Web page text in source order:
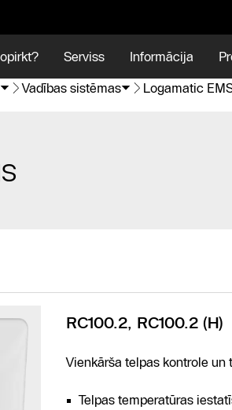
Serviss Informācija
Vadības sistēmas Logamatic
RC100.2, RC100.2 (H)
Vienkārša telpas kontrole
Telpas temperatūras